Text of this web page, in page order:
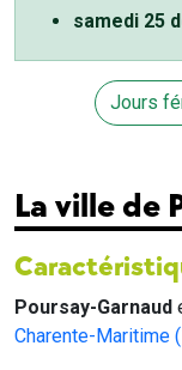
samedi 25
Jours
La ville de
Poursay-Garnaud
Charente-Maritime